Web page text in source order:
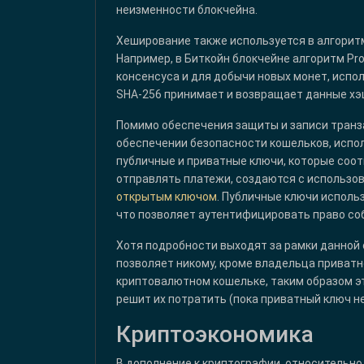
неизменности блокчейна.
Хеширование также используется в
Например, в Биткойн блокчейне алгоритм
консенсуса и для добычи новых монет,
SHA-256 принимает и возвращает данные
Помимо обеспечения защиты и записи
обеспечении безопасности кошельков,
публичные и приватные ключи, которые
отправлять платежи, создаются с
открытым ключом . Публичные ключи
что позволяет аутентифицировать право
Хотя подробности выходят за рамки
позволяет никому, кроме владельца
криптовалютном кошельке, таким образом
решит их потратить (пока приватный ключ
Криптоэкономика